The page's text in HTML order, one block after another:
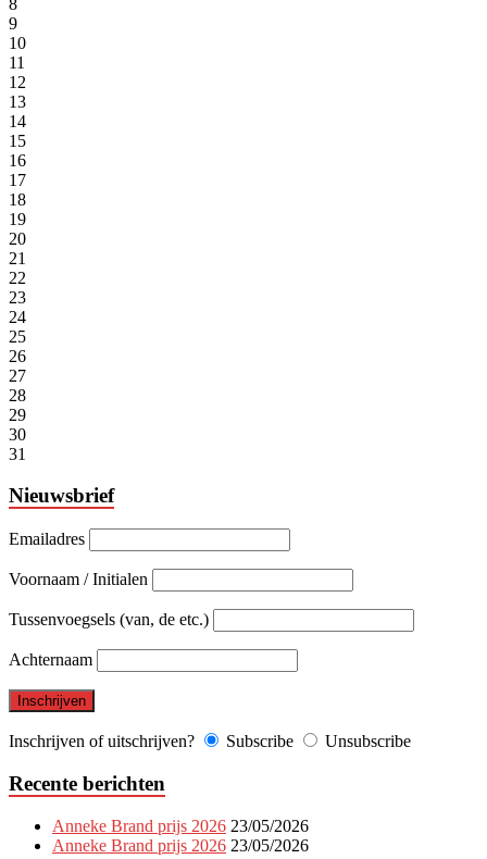
9
10
11
12
13
14
15
16
17
18
19
20
21
22
23
24
25
26
27
28
29
30
31
Nieuwsbrief
Emailadres
Voornaam / Initialen
Tussenvoegsels (van, de etc.)
Achternaam
Inschrijven of uitschrijven? Subscribe Unsubscribe
Recente berichten
Anneke Brand prijs 2026 23/05/2026
Anneke Brand prijs 2026 23/05/2026